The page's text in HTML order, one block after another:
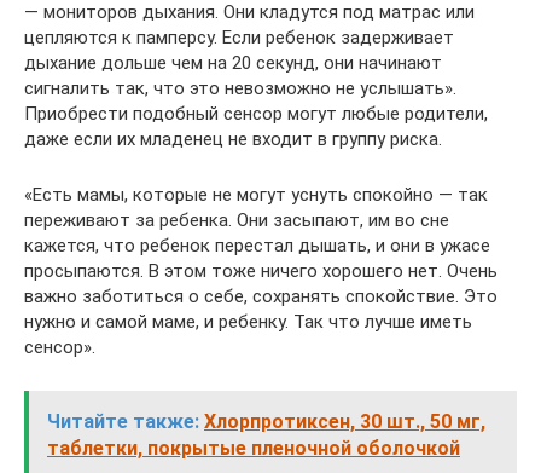
— мониторов дыхания. Они кладутся под матрас или
цепляются к памперсу. Если ребенок задерживает
дыхание дольше чем на 20 секунд, они начинают
сигналить так, что это невозможно не услышать».
Приобрести подобный сенсор могут любые родители,
даже если их младенец не входит в группу риска.
«Есть мамы, которые не могут уснуть спокойно — так
переживают за ребенка. Они засыпают, им во сне
кажется, что ребенок перестал дышать, и они в ужасе
просыпаются. В этом тоже ничего хорошего нет. Очень
важно заботиться о себе, сохранять спокойствие. Это
нужно и самой маме, и ребенку. Так что лучше иметь
сенсор».
Читайте также: Хлорпротиксен, 30 шт., 50 мг,
таблетки, покрытые пленочной оболочкой